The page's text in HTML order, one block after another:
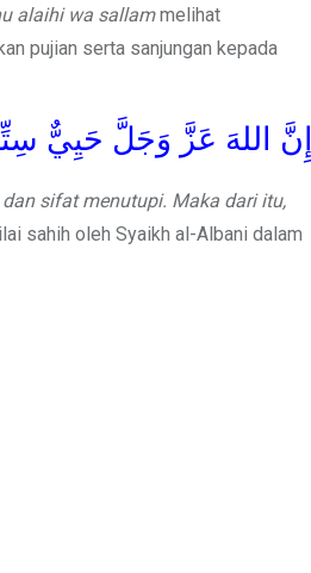
alaihi wa sallammelihat
pujian serta sanjungan kepada
إِنَّ اللهَ عَزَّ وَجَلَّ حَيِيٌّ
sifat menutupi. Maka dari itu,
sahih oleh Syaikh al-Albani dalam